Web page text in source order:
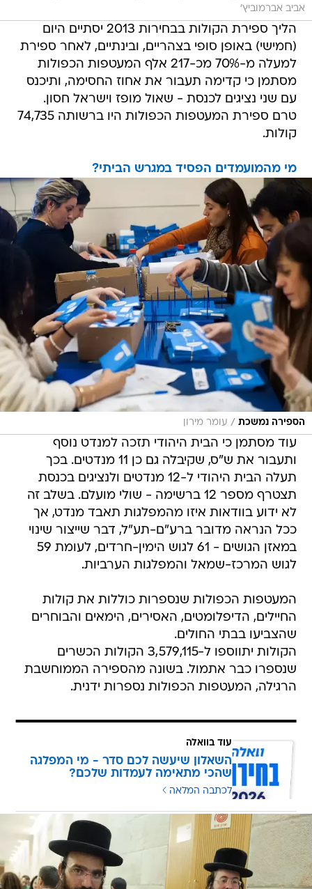
אביב אברמוביץ'
הליך ספירת הקולות בבחירות 2013 יסתיים היום
(חמישי) באופן סופי בצהריים, ובינתיים, לאחר ספירת
למעלה מ-70% מכ-217 אלף המעטפות הכפולות
מסתמן כי קדימה תעבור את אחוז החסימה, ותיכנס
עם שני נציגים לכנסת - שאול מופז וישראל חסון.
טרם ספירת המעטפות הכפולות היו ברשותה 74,735
קולות.
מי מהמועמדים הפסיד במגרש הביתי?
הספירה נמשכת / עומר מירון
עוד מסתמן כי הבית היהודי תזכה למנדט נוסף
ותעבור את ש"ס, שקיבלה גם כן 11 מנדטים. בכך
תעלה הבית היהודי ל-12 מנדטים ולנציגים בכנסת
תצטרף מספר 12 ברשימה - שולי מועלם. בשלב זה
לא ידוע בוודאות איזו מהמפלגות תאבד מנדט, אך
ככל הנראה מדובר ברע"ם-תע"ל, דבר שייצור שינוי
במאזן הגושים - 61 לגוש הימין-חרדים, לעומת 59
לגוש המרכז-שמאל והמפלגות הערביות.
המעטפות הכפולות שנספרות כוללות את קולות
החיילים, הדיפלומטים, האסירים, הימאים והבוחרים
שהצביעו בבתי החולים.
הקולות יתווספו ל-3,579,115 הקולות הכשרים
שנספרו כבר אתמול. בשונה מהספירה הממוחשבת
הרגילה, המעטפות הכפולות נספרות ידנית.
עוד בוואלה
השאלון שיעשה לכם סדר - מי המפלגה
שהכי מתאימה לעמדות שלכם?
לכתבה המלאה